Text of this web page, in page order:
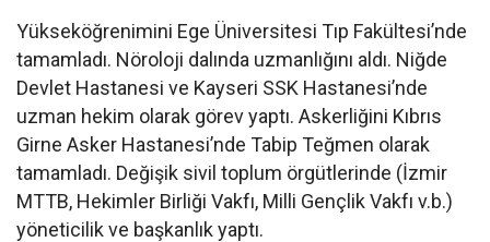
Yükseköğrenimini Ege Üniversitesi Tıp Fakültesi’nde
tamamladı. Nöroloji dalında uzmanlığını aldı. Niğde
Devlet Hastanesi ve Kayseri SSK Hastanesi’nde
uzman hekim olarak görev yaptı. Askerliğini Kıbrıs
Girne Asker Hastanesi’nde Tabip Teğmen olarak
tamamladı. Değişik sivil toplum örgütlerinde (İzmir
MTTB, Hekimler Birliği Vakfı, Milli Gençlik Vakfı v.b.)
yöneticilik ve başkanlık yaptı.